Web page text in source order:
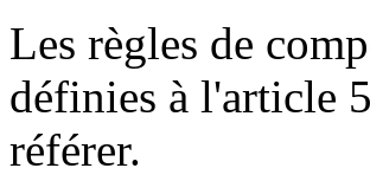
Les règles de
définies à l'article
référer.